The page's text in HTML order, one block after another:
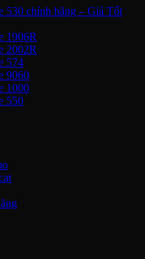
530 chính hãng – Giá Tốt
1906R
2002R
574
9060
1000
550